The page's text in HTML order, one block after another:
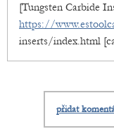
[Tungsten Carbide
https://
inserts/index.html
přidat